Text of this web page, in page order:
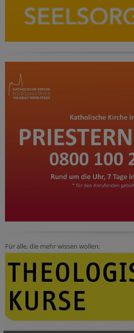
Für alle, die mehr wissen wollen: